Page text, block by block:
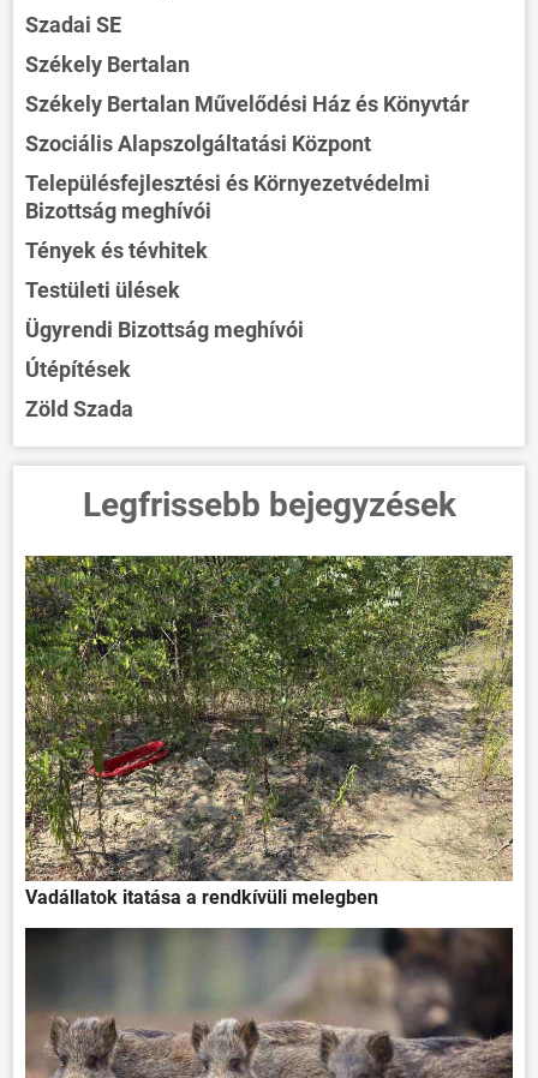
Szadai SE
Székely Bertalan
Székely Bertalan Művelődési Ház és Könyvtár
Szociális Alapszolgáltatási Központ
Településfejlesztési és Környezetvédelmi
Bizottság meghívói
Tények és tévhitek
Testületi ülések
Ügyrendi Bizottság meghívói
Útépítések
Zöld Szada
Legfrissebb bejegyzések
Vadállatok itatása a rendkívüli melegben